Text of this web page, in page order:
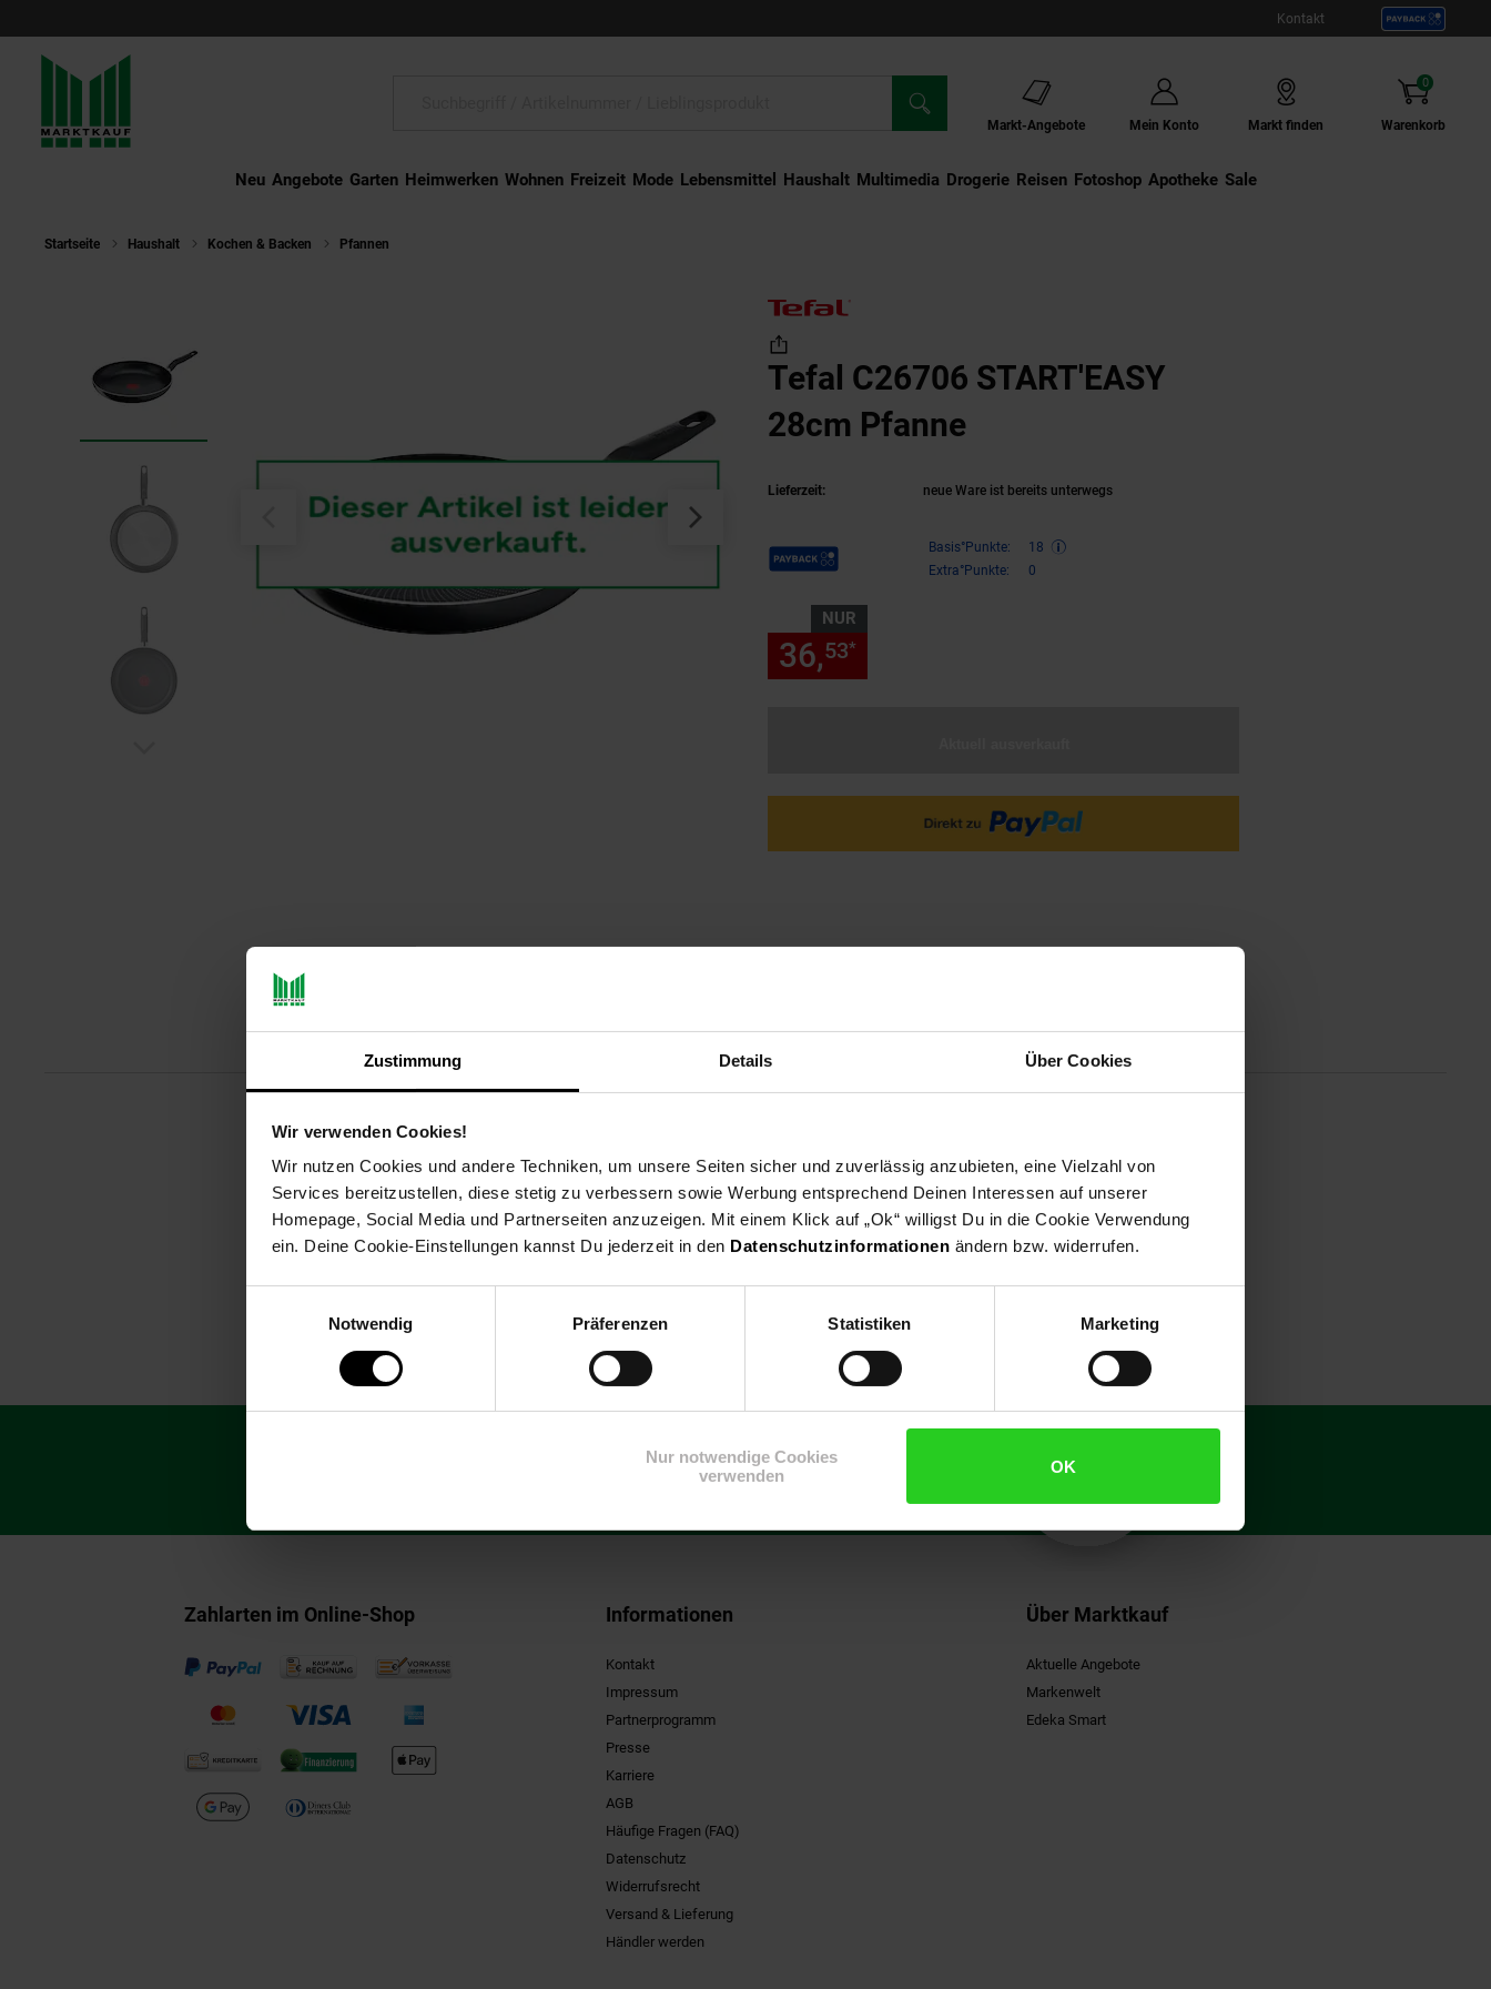
Zustimmung Details Über Cookies
Wir verwenden Cookies!
Wir nutzen Cookies und andere Techniken, um unsere Seiten sicher und zuverlässig anzubieten, eine Vielzahl von
Services bereitzustellen, diese stetig zu verbessern sowie Werbung entsprechend Deinen Interessen auf unserer
Homepage, Social Media und Partnerseiten anzuzeigen. Mit einem Klick auf „Ok“ willigst Du in die Cookie Verwendung
ein. Deine Cookie-Einstellungen kannst Du jederzeit in den Datenschutzinformationen ändern bzw. widerrufen.
Notwendig
Präferenzen Statistiken Marketing
Nur notwendige Cookies
verwenden
OK
Kontakt
Markt-Angebote Mein Konto Markt finden Warenkorb
0
Artikel
Neu Angebote Garten Heimwerken Wohnen Freizeit Mode Lebensmittel Haushalt Multimedia Drogerie Externer Link:
Reisen Externer Link:
Fotoshop Externer Link:
Apotheke Sale
Startseite Haushalt Kochen & Backen Pfannen
Tefal C26706 START'EASY
28cm Pfanne
Lieferzeit: neue Ware ist bereits unterwegs
Payback Punkte Basis°Punkte:
18
Extra°Punkte:
0
NUR
36,53*
Produktbeschreibung Versandinformationen Herstellerinformationen
Die Tefal C26706 Start'Easy Pfanne mit 28 cm Durchmesser bietet dank der robusten Antihaftbeschichtung und Thermo-Signal-
Technologie ein einfaches und zuverlässiges Kocherlebnis. Ideal für schnelles Braten und eine leichte Reinigung – perfekt für den
täglichen Gebrauch!
Artikelnummer: 3095731000
EAN: 3168430303447
Abonniere unseren Newsletter und
15
Gutschein
Jetzt Newsletter abonnieren
Zahlarten im Online-Shop Informationen
Kontakt
Impressum
Partnerprogramm
Presse
Karriere
AGB
Häufige Fragen (FAQ)
Datenschutz
Widerrufsrecht
Versand & Lieferung
Händler werden
Über Marktkauf
Aktuelle Angebote
Markenwelt
Edeka Smart